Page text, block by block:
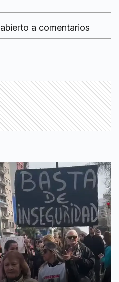
a comentarios